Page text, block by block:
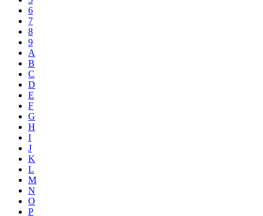
6
7
8
9
A
B
C
D
E
F
G
H
I
J
K
L
M
N
O
P